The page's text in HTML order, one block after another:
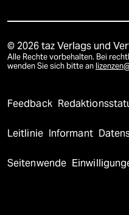
© 2026 taz Verlags und
Alle Rechte vorbehalten. Bei
wenden Sie sich bitte an
Feedback
Leitlinie Informant
Seitenwende